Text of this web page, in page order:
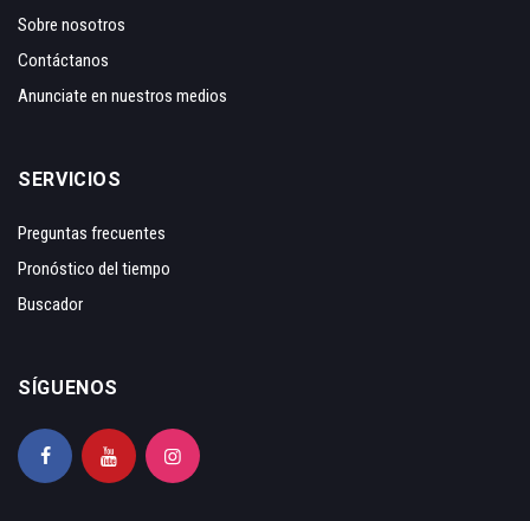
Sobre nosotros
Contáctanos
Anunciate en nuestros medios
SERVICIOS
Preguntas frecuentes
Pronóstico del tiempo
Buscador
SÍGUENOS